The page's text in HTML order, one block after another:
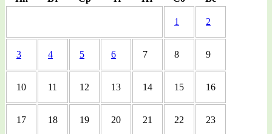
1 2
3 4 5 6 7 8 9
10 11 12 13 14 15 16
17 18 19 20 21 22 23